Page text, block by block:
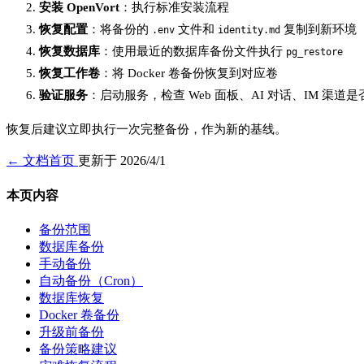
安装 OpenVort ：执行标准安装流程
恢复配置 ：将备份的 .env 文件和 identity.md 复制到新环境
恢复数据库 ：使用最近的数据库备份文件执行 pg_restore
恢复工作卷 ：将 Docker 卷备份恢复到对应卷
验证服务 ：启动服务，检查 Web 面板、AI 对话、IM 渠道是
恢复后建议立即执行一次完整备份，作为新的基线。
← 文档首页 更新于 2026/4/1
本页内容
备份范围
数据库备份
手动备份
自动备份（Cron）
数据库恢复
Docker 卷备份
升级前备份
备份策略建议